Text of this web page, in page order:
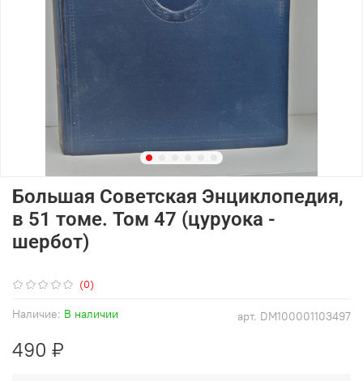
(0)
арт. DM100001103497
Наличие: В наличии
Большая Советская Энциклопедия,
в 51 томе. Том 47 (цуруока -
шербот)
490 ₽